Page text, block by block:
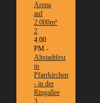
Arena
auf
2.000m²
2
4:00
PM -
Altstadtfest
in
Pfarrkirchen
- in der
Ringallee
3